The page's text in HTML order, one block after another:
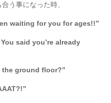
う事になった時、
waiting for you for ages!!”
said you’re already
ground floor?”